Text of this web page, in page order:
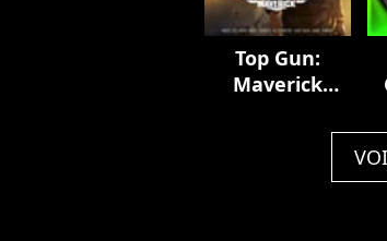
Top Gun:
Maverick
The Motion